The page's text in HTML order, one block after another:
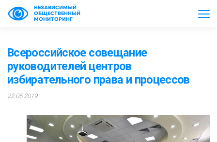
НЕЗАВИСИМЫЙ
ОБЩЕСТВЕННЫЙ
МОНИТОРИНГ
Всероссийское совещание
руководителей центров
избирательного права и процессов
22.05.2019